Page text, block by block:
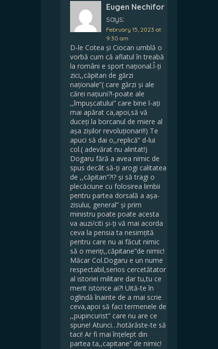
Eugen Nechifor
says:
February 15, 2023 at
9:30 am
D-le Cotea și Ciocan umblă o
vorbă cum că aflatul în treabă
la români e sport național.Î-ți
zici,,căpitan de gărzi
naționale”( care gărzi și ale
cărei națiuni?!-poate ale
,,împușcatului” care bine l-ați
mai apărat ca,apoi,să vă
duceți la borcanul de miere al
așa zișilor revoluționari!!) Te
apuci să dai o,,replică” d-lui
col.( adevărat nu alintat!)
Dogaru fără a avea nimic de
spus decât să-ți arogi calitatea
de ,,căpitan”?!? și să tragi o
plecăciune cu folosirea limbii
pentru partea dorsală a așa-
zisului, general” și prim
ministru poate poate acesta
va auzi/citi și-ți vă mai acorda
ceva la pensia ta nesimțită
pentru care nu ai făcut nimic
să o meriți,,căpitane”de nimic!
Măcar Col.Dogaru e un nume
respectabil,serios cercetătator
al istoriei militare dar tu,tu ce
merit istorice ai?! Uită-te în
oglindă înainte de a mai scrie
ceva,apoi să faci termenele de
,,pupincurist” care nu are ce
spune! Atunci…hotărăste-te să
taci! Ar fi mai înțelept din
partea ta,,capitane” de nimic!